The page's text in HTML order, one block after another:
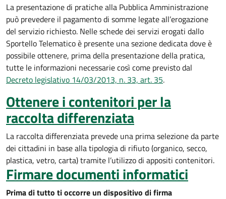
La presentazione di pratiche alla Pubblica Amministrazione
può prevedere il pagamento di somme legate all’erogazione
del servizio richiesto. Nelle schede dei servizi erogati dallo
Sportello Telematico è presente una sezione dedicata dove è
possibile ottenere, prima della presentazione della pratica,
tutte le informazioni necessarie così come previsto dal
Decreto legislativo 14/03/2013, n. 33, art. 35.
Ottenere i contenitori per la
raccolta differenziata
La raccolta differenziata prevede una prima selezione da parte
dei cittadini in base alla tipologia di rifiuto (organico, secco,
plastica, vetro, carta) tramite l’utilizzo di appositi contenitori.
Firmare documenti informatici
Prima di tutto ti occorre un dispositivo di firma